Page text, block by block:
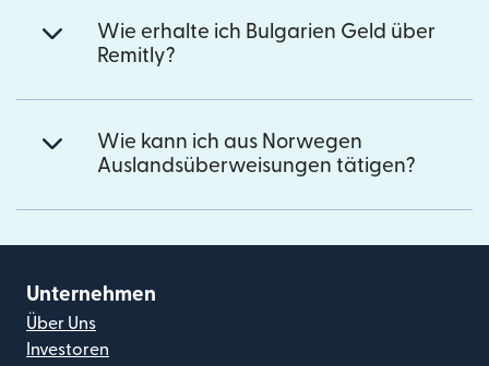
Wie erhalte ich Bulgarien Geld über
Remitly?
Wie kann ich aus Norwegen
Auslandsüberweisungen tätigen?
Unternehmen
Über Uns
Investoren